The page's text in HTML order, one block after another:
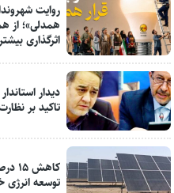
همدلی»؛ از
اثرگذاری
دیدار
تاکید بر
توسعه